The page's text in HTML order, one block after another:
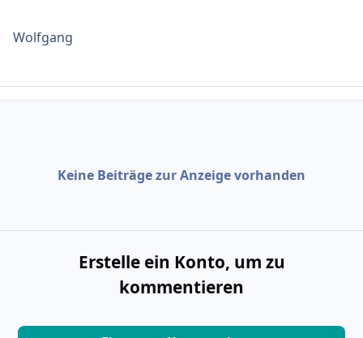
Wolfgang
Keine Beiträge zur Anzeige vorhanden
Erstelle ein Konto, um zu
kommentieren